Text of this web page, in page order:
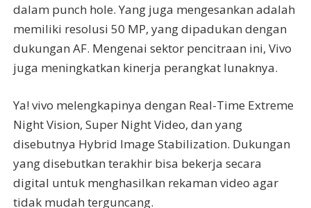
dalam punch hole. Yang juga mengesankan adalah
memiliki resolusi 50 MP, yang dipadukan dengan
dukungan AF. Mengenai sektor pencitraan ini, Vivo
juga meningkatkan kinerja perangkat lunaknya.
Ya! vivo melengkapinya dengan Real-Time Extreme
Night Vision, Super Night Video, dan yang
disebutnya Hybrid Image Stabilization. Dukungan
yang disebutkan terakhir bisa bekerja secara
digital untuk menghasilkan rekaman video agar
tidak mudah terguncang.